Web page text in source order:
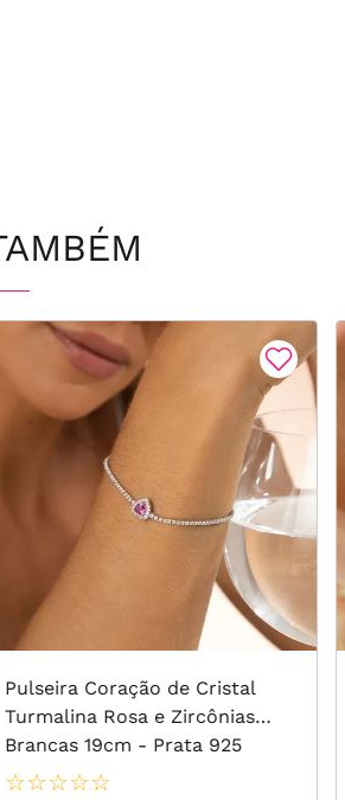
Pulseira Coração de Cristal
Turmalina Rosa e Zircônias
Brancas 19cm - Prata 925
☆☆☆☆☆